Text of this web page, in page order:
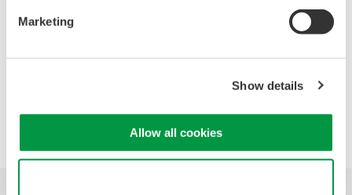
Marketing
Show details
Allow all cookies
Precision Making